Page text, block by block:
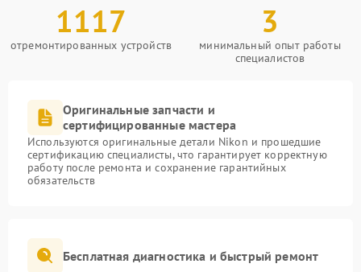
1117
отремонтированных устройств
3
минимальный опыт работы
специалистов
Оригинальные запчасти и
сертифицированные мастера
Используются оригинальные детали Nikon и прошедшие
сертификацию специалисты, что гарантирует корректную
работу после ремонта и сохранение гарантийных
обязательств
Бесплатная диагностика и быстрый ремонт